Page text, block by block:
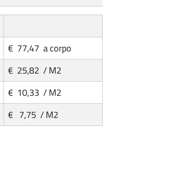
€ 77,47 a corpo
€ 25,82 / M2
€ 10,33 / M2
€ 7,75 / M2